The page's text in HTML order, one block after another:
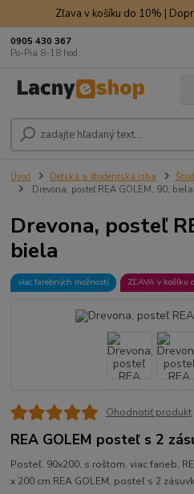
Zľava v košíku do 10% |
0905 430 367
Po-Pia 8-18 hod.
Úvod Detská a študentská izba
Drevona, posteľ REA GOLEM, 90, biela
Drevona, posteľ
biela
viac farebných možností ZĽAVA v košíku
Ohodnotiť produkt
REA GOLEM posteľ s 2
Posteľ, 90x200, s roštom, viac farieb,
x 200 cm REA GOLEM, posteľ s 2